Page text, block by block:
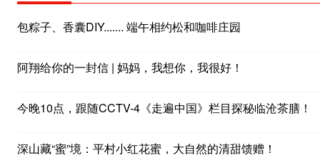
包粽子、香囊DIY....... 端午相约松和咖啡庄园
阿翔给你的一封信 | 妈妈，我想你，我很好！
今晚10点，跟随CCTV-4《走遍中国》栏目探秘临沧茶膳！
深山藏“蜜”境：平村小红花蜜，大自然的清甜馈赠！